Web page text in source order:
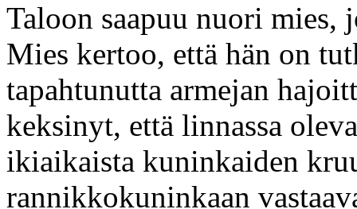
Taloon saapuu nuori
Mies kertoo, että hän on
tapahtunutta armejan
keksinyt, että linnassa
ikiaikaista kuninkaiden
rannikkokuninkaan